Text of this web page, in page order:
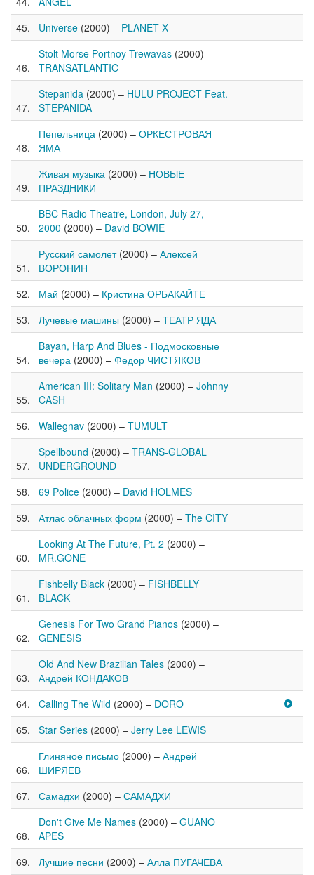
Universe (2000) – PLANET X
Stolt Morse Portnoy Trewavas (2000) –
TRANSATLANTIC
Stepanida (2000) – HULU PROJECT Feat.
STEPANIDA
Пепельница (2000) – ОРКЕСТРОВАЯ
ЯМА
Живая музыка (2000) – НОВЫЕ
ПРАЗДНИКИ
BBC Radio Theatre, London, July 27,
2000 (2000) – David BOWIE
Русский самолет(2000) – Алексей
ВОРОНИН
Май (2000) – Кристина ОРБАКАЙТЕ
Лучевые машины (2000) – ТЕАТР ЯДА
Bayan, Harp And Blues - Подмосковные
вечера (2000) – Федор ЧИСТЯКОВ
American III: Solitary Man (2000) – Johnny
CASH
Wallegnav (2000) – TUMULT
Spellbound (2000) – TRANS-GLOBAL
UNDERGROUND
69 Police (2000) – David HOLMES
Атлас облачных форм (2000) – The CITY
Looking At The Future, Pt. 2 (2000) –
MR.GONE
Fishbelly Black (2000) – FISHBELLY
BLACK
Genesis For Two Grand Pianos (2000) –
GENESIS
Old And New Brazilian Tales (2000) –
Андрей КОНДАКОВ
Calling The Wild (2000) – DORO
Star Series (2000) – Jerry Lee LEWIS
Глиняное письмо (2000) – Андрей
ШИРЯЕВ
Самадхи (2000) – САМАДХИ
Don't Give Me Names (2000) – GUANO
APES
Лучшие песни (2000) – Алла ПУГАЧЕВА